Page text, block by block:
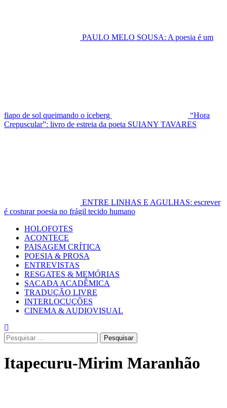
PAULO MELO SOUSA: A poesia é um
fiapo de sol queimando o iceberg
“Hora
Crepuscular”: livro de estreia da poeta SUIANY TAVARES
ENTRE LINHAS E AGULHAS: escrever
é costurar poesia no frágil tecido humano
Primary
Menu
HOLOFOTES
ACONTECE
PAISAGEM CRÍTICA
POESIA & PROSA
ENTREVISTAS
RESGATES & MEMÓRIAS
SACADA ACADÊMICA
TRADUÇÃO LIVRE
INTERLOCUÇÕES
CINEMA & AUDIOVISUAL
Pesquisar
por:
Itapecuru-Mirim Maranhão